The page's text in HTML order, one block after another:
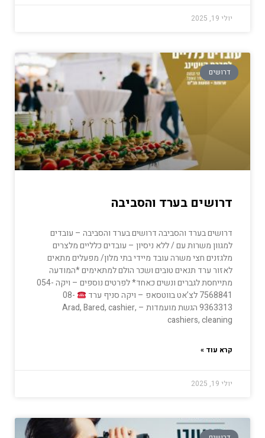
יולי 19, 2025
דרושים
דרושים בערד והסביבה
דרושים בערד והסביבה דרושים בערד והסביבה – עובדים
למגוון משרות עם / ללא ניסיון – עובדים כלליים מלצרים
מלגזנים חצי משרה עובד מיידי בתי מלון/ מפעלים מתאים
לאזור ערד תנאים טובים ושכר הולם למתאימים *המודעה
מתייחסת לגברים ונשים כאחד* לפרטים נוספים – ויקה 054-
7568841⁩ לצ’אט בווטסאפ – ויקה סניף ערד
08-
9363313 הגשת מועמדות – Arad, Bared, cashier,
cashiers, cleaning
קרא עוד »
יולי 19, 2025